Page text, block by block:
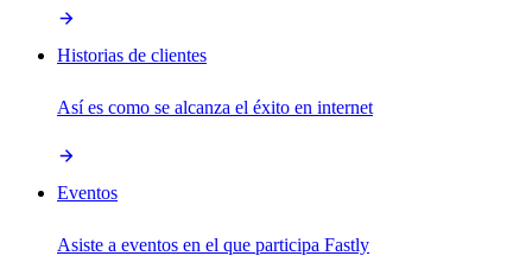
Historias de clientes
Así es como se alcanza el éxito en internet
Eventos
Asiste a eventos en el que participa Fastly